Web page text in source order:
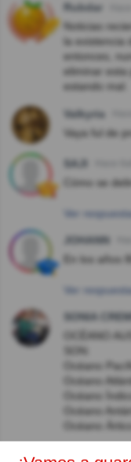
Rubdar
Noticias
la existencia
entonces,
eliminar
estando mal.
Valkyria
Vaya ful de
SAJI
Cómo se
Ver
JOHANN
En los años
Ver
SONIA
OCÈANO
Océano
Océano
Océano
Océano
Océano Ártico
Ver